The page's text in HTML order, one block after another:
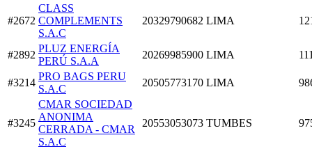
#2672
CLASS
COMPLEMENTS
S.A.C
20329790682 LIMA
#2892
PLUZ ENERGÍA
PERÚ S.A.A
20269985900 LIMA
#3214
PRO BAGS PERU
S.A.C
20505773170 LIMA
#3245
CMAR SOCIEDAD
ANONIMA
CERRADA - CMAR
S.A.C
20553053073 TUMBES